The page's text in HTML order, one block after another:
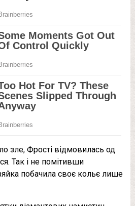
зле, Фрості відмовилась од
Так і не помітивши
побачила своє кольє лише